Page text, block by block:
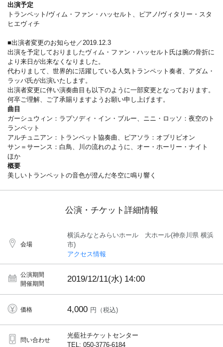
出演予定
トランペット/ヴィム・ファン・ハッセルト、ピアノ/ヴィタリー・スタ
ヒエヴィチ
■出演者変更のお知らせ／2019.12.3
出演を予定しておりましたヴィム・ファン・ハッセルト氏は腕の骨折に
より来日が出来なくなりました。
代わりまして、世界的に活躍している人気トランペット奏者、アダム・
ラッパ氏が出演いたします。
出演者変更に伴い演奏曲目も以下のように一部変更となっております。
何卒ご理解、ご了承賜りますようお願い申し上げます。
曲目
ガーシュウィン：ラプソディ・イン・ブルー、ニニ・ロッソ：夜空のト
ランペット
アルチュニアン：トランペット協奏曲、ピアソラ：オブリビオン
サン＝サーンス：白鳥、川の流れのように、オー・ホーリー・ナイト
ほか
概要
美しいトランペットの音色が澄んだ冬空に鳴り響く
公演・チケット詳細情報
会場
横浜みなとみらいホール 大ホール(神奈川県 横浜
市)
アクセス情報
公演期間
開催期間
2019/12/11(水) 14:00
価格 4,000 円（税込)
問い合わせ
光藍社チケットセンター
TEL: 050-3776-6184